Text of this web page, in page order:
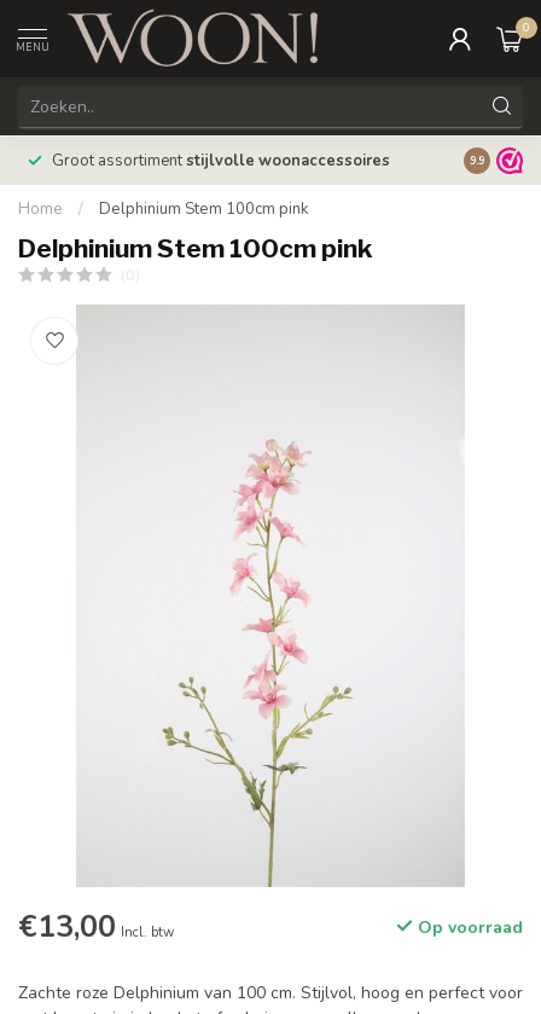
MENU
0
Groot assortimentstijlvolle woonaccessoires 9.9
Home / Delphinium Stem 100cm pink
Delphinium Stem 100cm pink
(0)
€13,00 Incl. btw Op voorraad
Zachte roze Delphinium van 100 cm. Stijlvol, hoog en perfect voor